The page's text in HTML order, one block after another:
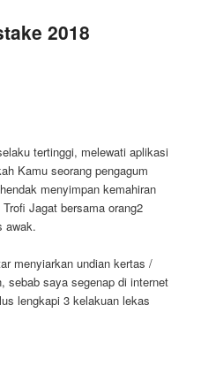
2018
tertinggi, melewati aplikasi
Kamu seorang pengagum
menyimpan kemahiran
Jagat bersama orang2
awak.
menyiarkan undian kertas /
sebab saya segenap di internet
lengkapi 3 kelakuan lekas